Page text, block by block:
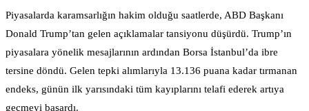
Piyasalarda karamsarlığın hakim olduğu saatlerde, ABD Başkanı
Donald Trump’tan gelen açıklamalar tansiyonu düşürdü. Trump’ın
piyasalara yönelik mesajlarının ardından Borsa İstanbul’da ibre
tersine döndü. Gelen tepki alımlarıyla 13.136 puana kadar tırmanan
endeks, günün ilk yarısındaki tüm kayıplarını telafi ederek artıya
geçmeyi başardı.